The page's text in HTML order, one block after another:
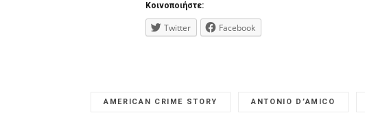
Κοινοποιήστε:
Twitter Facebook
AMERICAN CRIME STORY ANTONIO D’AMICO